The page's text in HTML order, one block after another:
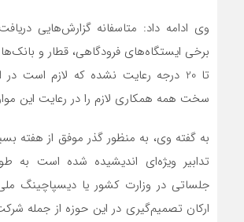
تا 20 درجه رعایت نشده که لازم است
سخت همه همکاری لازم را در رعایت این
به گفته وی، به منظور گذر موفق از هفته
تدابیر ویژه‌ای اندیشیده شده است به
جلساتی در وزارت کشور یا دیسپاچینگ
ارکان تصمیم‌گیری در این حوزه از جمله